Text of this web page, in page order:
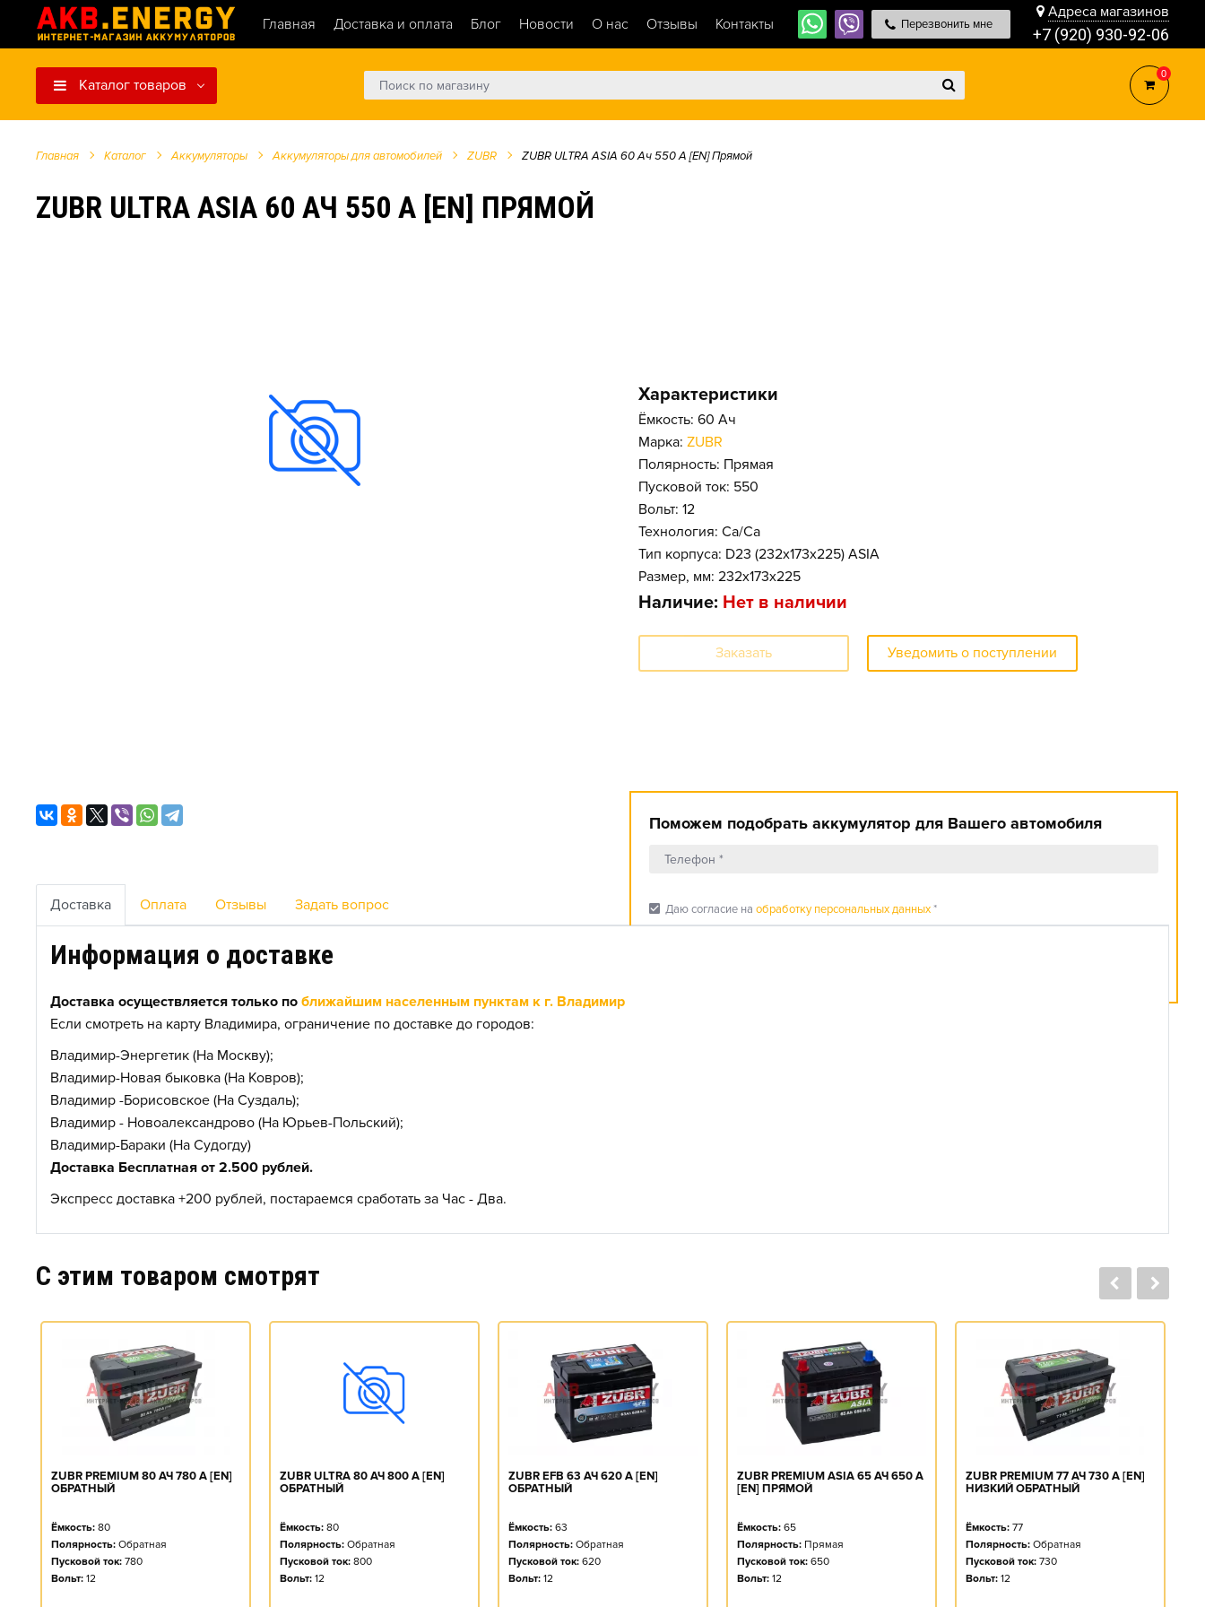
Главная Доставка и оплата Блог Новости О нас Отзывы Контакты Перезвонить мне
Адреса магазинов
+7 (920) 930-92-06
Каталог товаров
0
Главная Каталог Аккумуляторы Аккумуляторы для автомобилей ZUBR ZUBR ULTRA ASIA 60 Ач 550 А [EN] Прямой
ZUBR ULTRA ASIA 60 АЧ 550 А [EN] ПРЯМОЙ
Характеристики
Ёмкость: 60 Ач
Марка: ZUBR
Полярность: Прямая
Пусковой ток: 550
Вольт: 12
Технология: Ca/Ca
Тип корпуса: D23 (232x173x225) ASIA
Размер, мм: 232x173x225
Наличие: Нет в наличии
Заказать Уведомить о поступлении
Поможем подобрать аккумулятор для Вашего автомобиля
check_box Даю согласие на обработку персональных данных*
Доставка Оплата Отзывы Задать вопрос
Информация о доставке
Доставка осуществляется только по ближайшим населенным пунктам к г. Владимир
Если смотреть на карту Владимира, ограничение по доставке до городов:
Владимир-Энергетик (На Москву);
Владимир-Новая быковка (На Ковров);
Владимир -Борисовское (На Суздаль);
Владимир - Новоалександрово (На Юрьев-Польский);
Владимир-Бараки (На Судогду)
Доставка Бесплатная от 2.500 рублей.
Экспресс доставка +200 рублей, постараемся сработать за Час - Два.
C этим товаром смотрят
ZUBR PREMIUM 80 АЧ 780 А [EN]
ОБРАТНЫЙ
Ёмкость: 80
Полярность: Обратная
Пусковой ток: 780
Вольт: 12
ZUBR ULTRA 80 АЧ 800 А [EN]
ОБРАТНЫЙ
Ёмкость: 80
Полярность: Обратная
Пусковой ток: 800
Вольт: 12
ZUBR EFB 63 АЧ 620 А [EN]
ОБРАТНЫЙ
Ёмкость: 63
Полярность: Обратная
Пусковой ток: 620
Вольт: 12
ZUBR PREMIUM ASIA 65 АЧ 650 А
[EN] ПРЯМОЙ
Ёмкость: 65
Полярность: Прямая
Пусковой ток: 650
Вольт: 12
ZUBR PREMIUM 77 АЧ 730 А [EN]
НИЗКИЙ ОБРАТНЫЙ
Ёмкость: 77
Полярность: Обратная
Пусковой ток: 730
Вольт: 12